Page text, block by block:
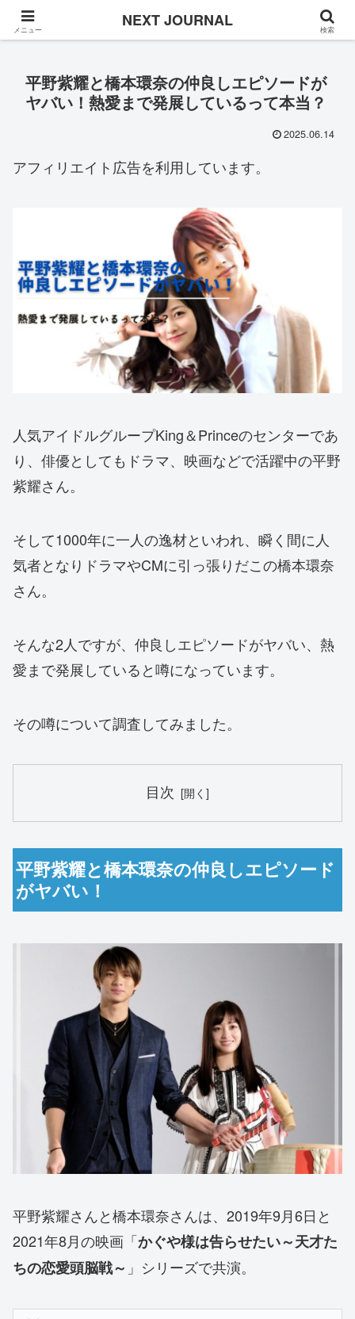
Once in a while
平野紫耀と橋本環奈の仲良しエピソードが
ヤバい！熱愛まで発展しているって本当？
2025.06.14
アフィリエイト広告を利用しています。
人気アイドルグループKing＆Princeのセンターであ
り、俳優としてもドラマ、映画などで活躍中の平野
紫耀さん。
そして1000年に一人の逸材といわれ、瞬く間に人
気者となりドラマやCMに引っ張りだこの橋本環奈
さん。
そんな2人ですが、仲良しエピソードがヤバい、熱
愛まで発展していると噂になっています。
その噂について調査してみました。
目次
平野紫耀と橋本環奈の仲良しエピソード
がヤバい！
平野紫耀さんと橋本環奈さんは、2019年9月6日と
2021年8月の映画「かぐや様は告らせたい～天才た
ちの恋愛頭脳戦～ 」シリーズで共演。
メニュー NEXT JOURNAL 検索